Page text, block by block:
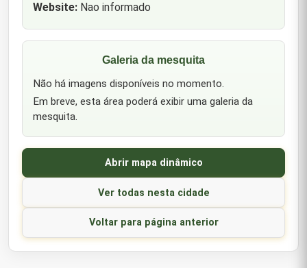
Website:Nao informado
Galeria da mesquita
Não há imagens disponíveis no momento.
Em breve, esta área poderá exibir uma galeria da
mesquita.
Abrir mapa dinâmico
Ver todas nesta cidade
Voltar para página anterior